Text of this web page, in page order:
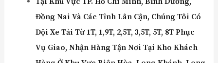
Đồng Nai Và Các Tỉnh Lân Cận, Chúng Tôi Có
Đội Xe Tải Từ 1T, 1,9T, 2,5T, 3,5T, 5T, 8T Phục
Vụ Giao, Nhận Hàng Tận Nơi Tại Kho Khách